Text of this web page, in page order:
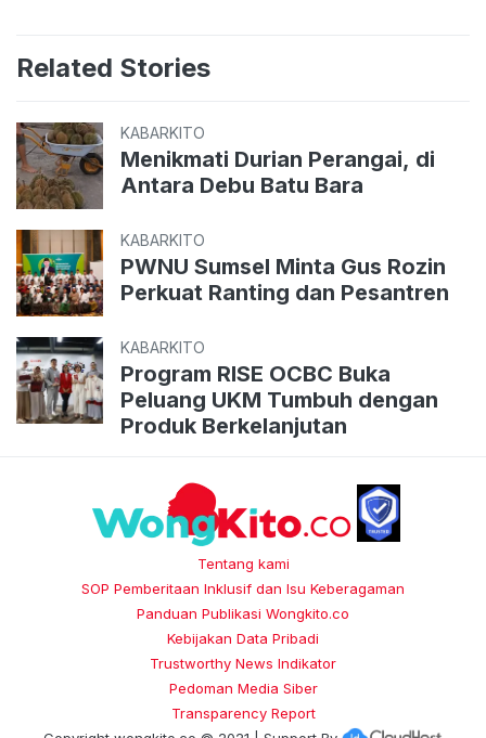
Related Stories
KABARKITO
Menikmati Durian Perangai, di
Antara Debu Batu Bara
KABARKITO
PWNU Sumsel Minta Gus Rozin
Perkuat Ranting dan Pesantren
KABARKITO
Program RISE OCBC Buka
Peluang UKM Tumbuh dengan
Produk Berkelanjutan
Tentang kami
SOP Pemberitaan Inklusif dan Isu Keberagaman
Panduan Publikasi Wongkito.co
Kebijakan Data Pribadi
Trustworthy News Indikator
Pedoman Media Siber
Transparency Report